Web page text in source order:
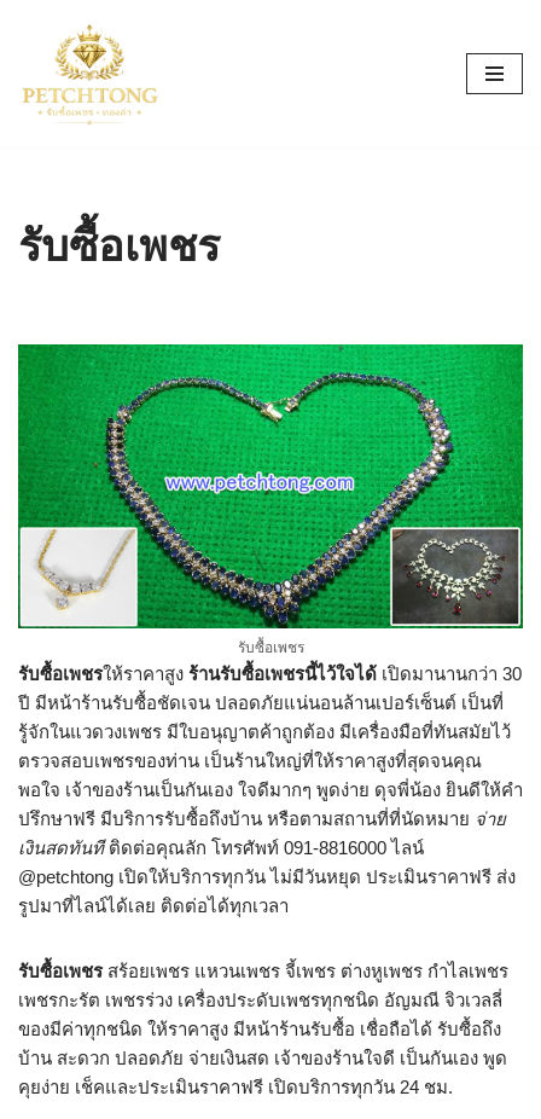
to
content
รับซื้อเพชร
รับซื้อเพชร
รับซื้อเพชรให้ราคาสูง ร้านรับซื้อเพชรนี้ไว้ใจได้ เปิดมานานกว่า 30
ปี มีหน้าร้านรับซื้อชัดเจน ปลอดภัยแน่นอนล้านเปอร์เซ็นต์ เป็นที่
รู้จักในแวดวงเพชร มีใบอนุญาตค้าถูกต้อง มีเครื่องมือที่ทันสมัยไว้
ตรวจสอบเพชรของท่าน เป็นร้านใหญ่ที่ให้ราคาสูงที่สุดจนคุณ
พอใจ เจ้าของร้านเป็นกันเอง ใจดีมากๆ พูดง่าย ดุจพี่น้อง ยินดีให้คำ
ปรึกษาฟรี มีบริการรับซื้อถึงบ้าน หรือตามสถานที่ที่นัดหมาย จ่าย
เงินสดทันทีติดต่อคุณลัก โทรศัพท์ 091-8816000 ไลน์
@petchtong เปิดให้บริการทุกวัน ไม่มีวันหยุด ประเมินราคาฟรี ส่ง
รูปมาที่ไลน์ได้เลย ติดต่อได้ทุกเวลา
รับซื้อเพชรสร้อยเพชร แหวนเพชร จี้เพชร ต่างหูเพชร กำไลเพชร
เพชรกะรัต เพชรร่วง เครื่องประดับเพชรทุกชนิด อัญมณี จิวเวลลี่
ของมีค่าทุกชนิด ให้ราคาสูง มีหน้าร้านรับซื้อ เชื่อถือได้ รับซื้อถึง
บ้าน สะดวก ปลอดภัย จ่ายเงินสด เจ้าของร้านใจดี เป็นกันเอง พูด
คุยง่าย เช็คและประเมินราคาฟรี เปิดบริการทุกวัน 24 ชม.